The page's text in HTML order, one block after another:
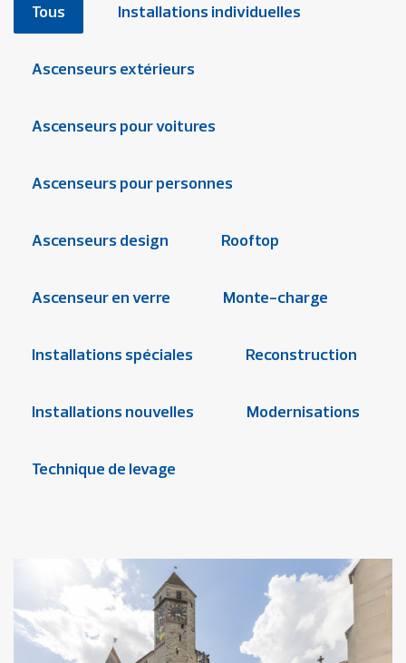
Tous Installations individuelles
Ascenseurs extérieurs
Ascenseurs pour voitures
Ascenseurs pour personnes
Ascenseurs design Rooftop
Ascenseur en verre Monte-charge
Installations spéciales Reconstruction
Installations nouvelles Modernisations
Technique de levage